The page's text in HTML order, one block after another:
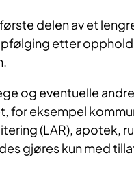
delen av et
etter
og eventuelle
for eksempel
(LAR), apotek,
gjøres kun med